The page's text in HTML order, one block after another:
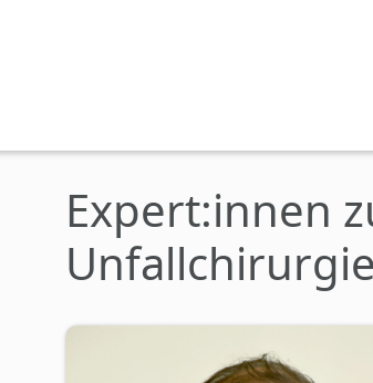
Expert:innen
Unfallchirurgie